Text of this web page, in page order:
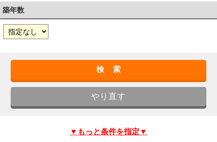
築年数
▼もっと条件を指定▼